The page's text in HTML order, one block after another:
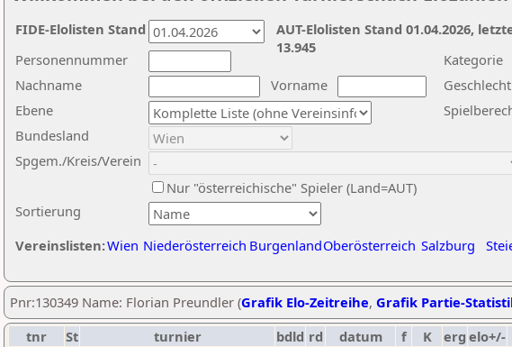
Nachname
Vorname
Ebene
Kategorie
Sortierung
Personennummer
Bundesland
Spgem./Kreis/Verein
Geschlecht
Nur "österreichische" Spieler (Land=AUT)
Vereinslisten:Wien Niederösterreich BurgenlandOberösterreich Salzburg
AUT-Elolisten Stand 01.04.2026,
13.945
FIDE-Elolisten Stand
Pnr:130349 Name: Florian Preundler (Grafik Elo-Zeitreihe, Grafik Partie-
tnr
St turnier bdld rd datum f K erg elo+/-